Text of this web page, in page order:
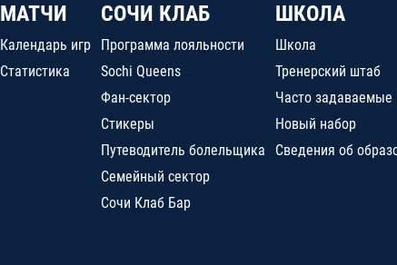
МАТЧИ
Календарь игр
Статистика
СОЧИ КЛАБ
Программа лояльности
Sochi Queens
Фан-сектор
Стикеры
Путеводитель болельщика
Семейный сектор
Сочи Клаб Бар
ШКОЛА
Школа
Тренерский штаб
Часто задаваемые
Новый набор
Сведения об